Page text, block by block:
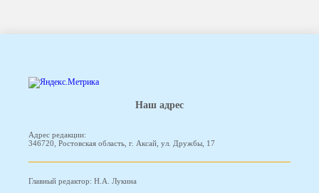
Наш адрес
Адрес редакции:
346720, Ростовская область, г. Аксай, ул. Дружбы, 17
Главный редактор: Н.А. Лукина